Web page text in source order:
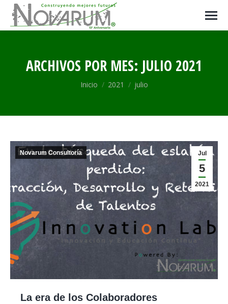
ARCHIVOS POR MES: JULIO 2021
Estás aquí:
Inicio 2021 julio
Jul
5
2021
Novarum Consultoría
La era de los Colaboradores